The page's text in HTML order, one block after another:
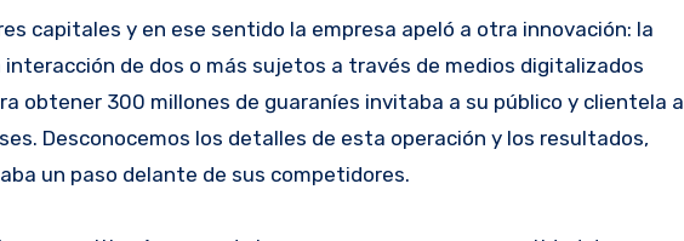
capitales y en ese sentido la empresa apeló a otra innovación: la
de dos o más sujetos a través de medios digitalizados
obtener 300 millones de guaraníes invitaba a su público y clientela a
Desconocemos los detalles de esta operación y los resultados,
un paso delante de sus competidores.